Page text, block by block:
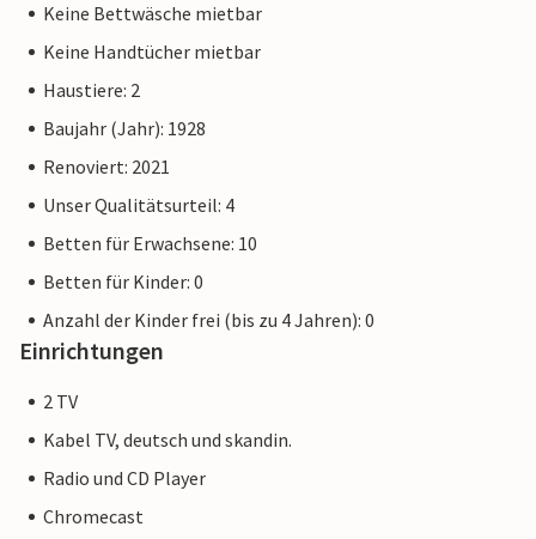
Keine Bettwäsche mietbar
Keine Handtücher mietbar
Haustiere: 2
Baujahr (Jahr): 1928
Renoviert: 2021
Unser Qualitätsurteil: 4
Betten für Erwachsene: 10
Betten für Kinder: 0
Anzahl der Kinder frei (bis zu 4 Jahren): 0
Einrichtungen
2 TV
Kabel TV, deutsch und skandin.
Radio und CD Player
Chromecast